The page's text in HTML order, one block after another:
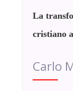
La
cristiano
Carlo